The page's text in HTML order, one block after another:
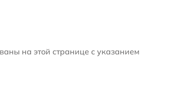
на этой странице с указанием